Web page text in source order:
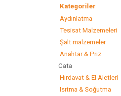
Kategoriler
Aydınlatma
Tesisat Malzemeleri
Şalt malzemeler
Anahtar & Priz
Cata
Hırdavat & El Aletleri
Isıtma & Soğutma